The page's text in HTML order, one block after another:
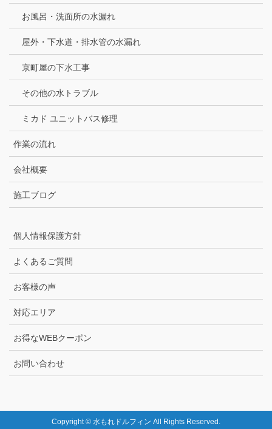
お風呂・洗面所の水漏れ
屋外・下水道・排水管の水漏れ
京町屋の下水工事
その他の水トラブル
ミカド ユニットバス修理
作業の流れ
会社概要
施工ブログ
個人情報保護方針
よくあるご質問
お客様の声
対応エリア
お得なWEBクーポン
お問い合わせ
Copyright © 水もれドルフィン All Rights Reserved.